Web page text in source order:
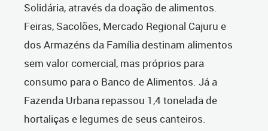
Solidária, através da doação de alimentos.
Feiras, Sacolões, Mercado Regional Cajuru e
dos Armazéns da Família destinam alimentos
sem valor comercial, mas próprios para
consumo para o Banco de Alimentos. Já a
Fazenda Urbana repassou 1,4 tonelada de
hortaliças e legumes de seus canteiros.